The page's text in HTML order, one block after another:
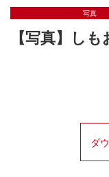
写真
【写真】し
ダ